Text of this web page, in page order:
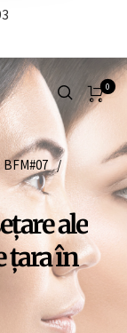
0
BFM#07 /
ale
țara în